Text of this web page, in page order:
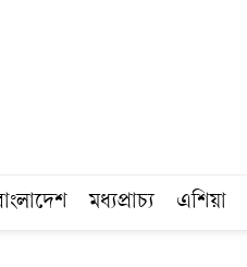
মধ্যপ্রাচ্য এশিয়া